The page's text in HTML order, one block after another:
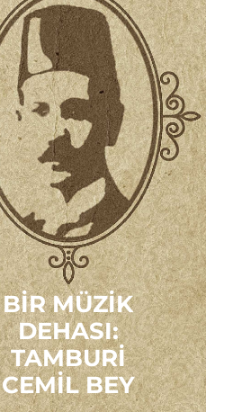
BIR MÜZIK
DEHASI:
TAMBURI
CEMIL BEY